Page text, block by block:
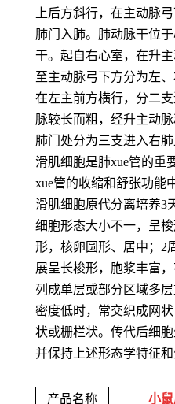
上后方斜行，在主动脉
肺门入肺。肺动脉干位
干。起自右心室，在升
至主动脉弓下方分为左
在左主前方横行，分二
脉较长而粗，经升主动
肺门处分为三支进入右
滑肌细胞是肺xue管的重
xue管的收缩和舒张功能
滑肌细胞原代分离培养3
细胞形态大小不一，呈
形，核卵圆形、居中；2
展呈长梭形，胞浆丰富
列成单层或部分区域多
密度低时，常交织成网
状或栅栏状。传代后细胞
并保持上述形态学特征和
产品名称 小